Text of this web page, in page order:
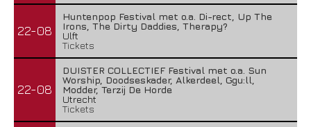
22-08
Huntenpop Festival met o.a. Di-rect, Up The
Irons, The Dirty Daddies, Therapy?
Ulft
Tickets
22-08
DUISTER COLLECTIEF Festival met o.a. Sun
Worship, Doodseskader, Alkerdeel, Ggu:ll,
Modder, Terzij De Horde
Utrecht
Tickets